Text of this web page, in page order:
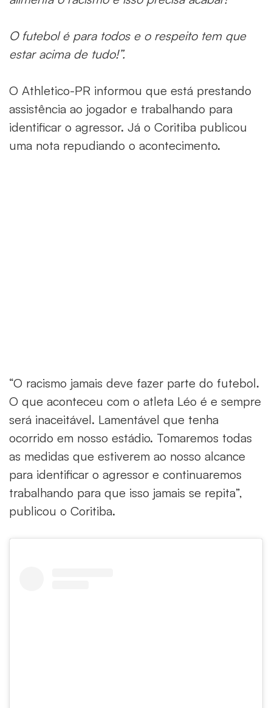
O futebol é para todos e o respeito tem que
estar acima de tudo!”.
O Athletico-PR informou que está prestando
assistência ao jogador e trabalhando para
identificar o agressor. Já o Coritiba publicou
uma nota repudiando o acontecimento.
“O racismo jamais deve fazer parte do futebol.
O que aconteceu com o atleta Léo é e sempre
será inaceitável. Lamentável que tenha
ocorrido em nosso estádio. Tomaremos todas
as medidas que estiverem ao nosso alcance
para identificar o agressor e continuaremos
trabalhando para que isso jamais se repita”,
publicou o Coritiba.